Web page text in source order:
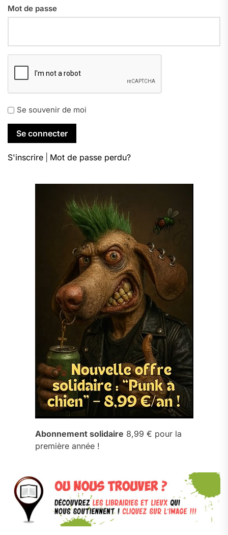
Mot de passe
Se souvenir de moi
S'inscrire Mot de passe perdu?
Abonnement solidaire 8,99 € pour la
première année !